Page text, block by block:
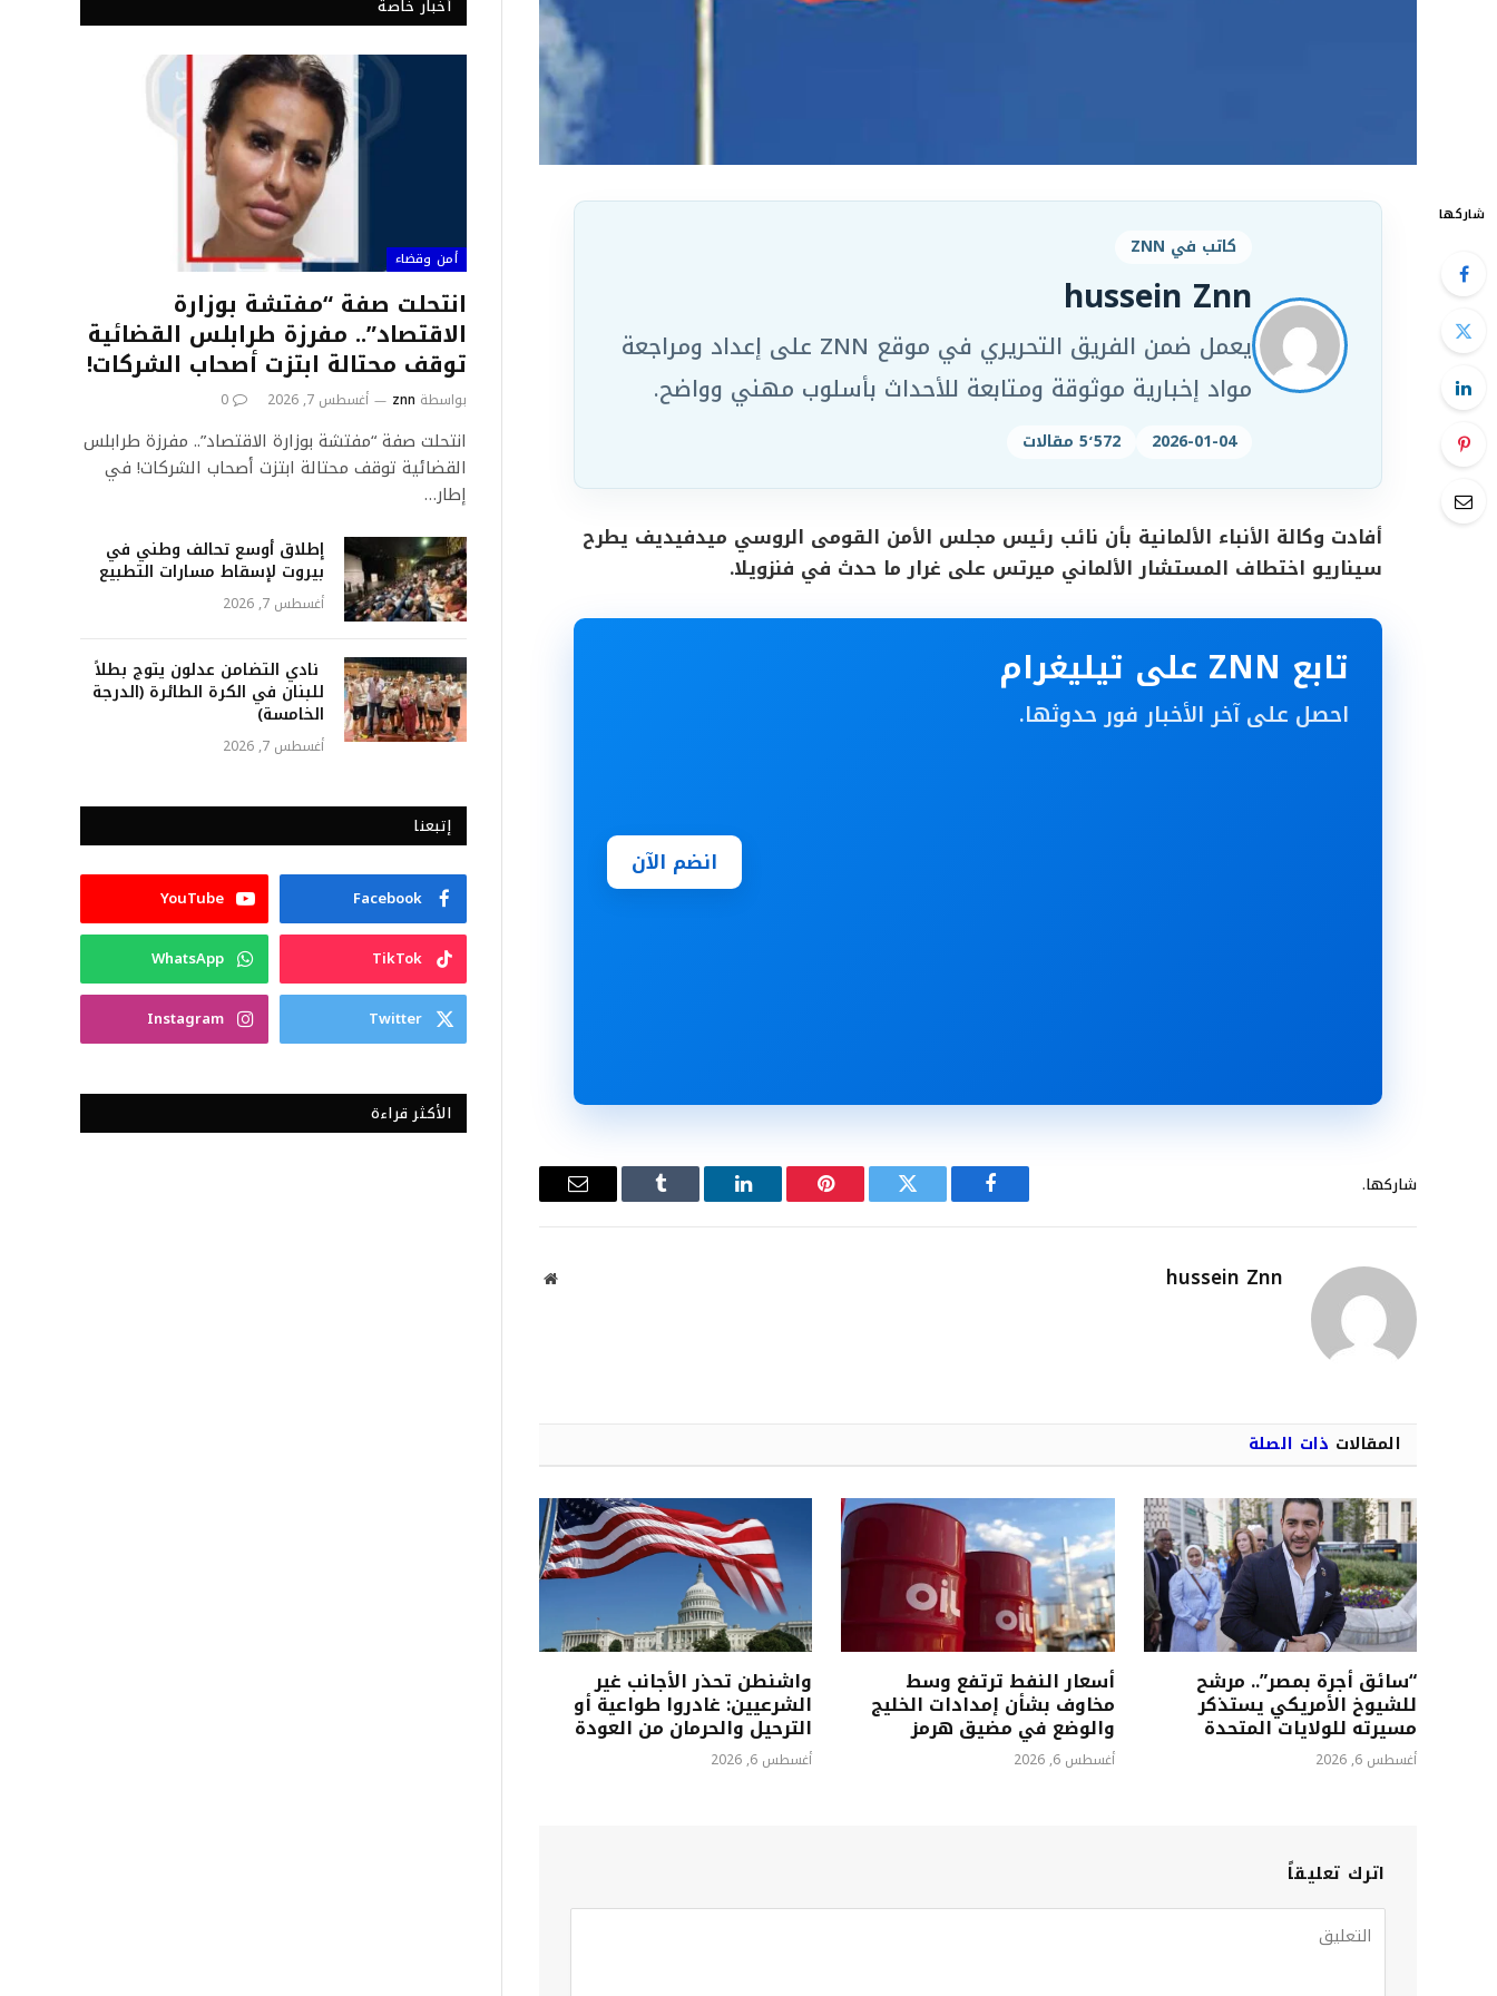
شاركها
كاتب في ZNN
hussein Znn
يعمل ضمن الفريق التحريري في موقع ZNN على إعداد ومراجعة
مواد إخبارية موثوقة ومتابعة للأحداث بأسلوب مهني وواضح.
2026-01-04 5٬572 مقالات
أفادت وكالة الأنباء الألمانية بأن نائب رئيس مجلس الأمن القومى الروسي ميدفيديف يطرح
سيناريو اختطاف المستشار الألماني ميرتس على غرار ما حدث في فنزويلا.
تابع ZNN على تيليغرام
احصل على آخر الأخبار فور حدوثها.
انضم الآن
شاركها.
فيسبوك تويتر بينتيريستلينكدإن Tumblr
البريد
hussein Znn
موقع
المقالات ذات الصلة
“سائق أجرة بمصر”.. مرشح
للشيوخ الأمريكي يستذكر
مسيرته للولايات المتحدة
أغسطس 6, 2026
أسعار النفط ترتفع وسط
مخاوف بشأن إمدادات الخليج
والوضع في مضيق هرمز
أغسطس 6, 2026
واشنطن تحذر الأجانب غير
الشرعيين: غادروا طواعية أو
الترحيل والحرمان من العودة
أغسطس 6, 2026
اترك تعليقاً
أخبار خاصة
أمن وقضاء
انتحلت صفة “مفتشة بوزارة
الاقتصاد”.. مفرزة طرابلس القضائية
توقف محتالة ابتزت أصحاب الشركات!
بواسطة znn أغسطس 7, 2026 0
انتحلت صفة “مفتشة بوزارة الاقتصاد”.. مفرزة طرابلس
القضائية توقف محتالة ابتزت أصحاب الشركات! في
إطار…
إطلاق أوسع تحالف وطني في
بيروت لإسقاط مسارات التطبيع
أغسطس 7, 2026
نادي التضامن عدلون يتوج بطلاً
للبنان في الكرة الطائرة (الدرجة
الخامسة)
أغسطس 7, 2026
إتبعنا
Facebook
YouTube
TikTok
WhatsApp
Twitter
Instagram
الأكثر قراءة